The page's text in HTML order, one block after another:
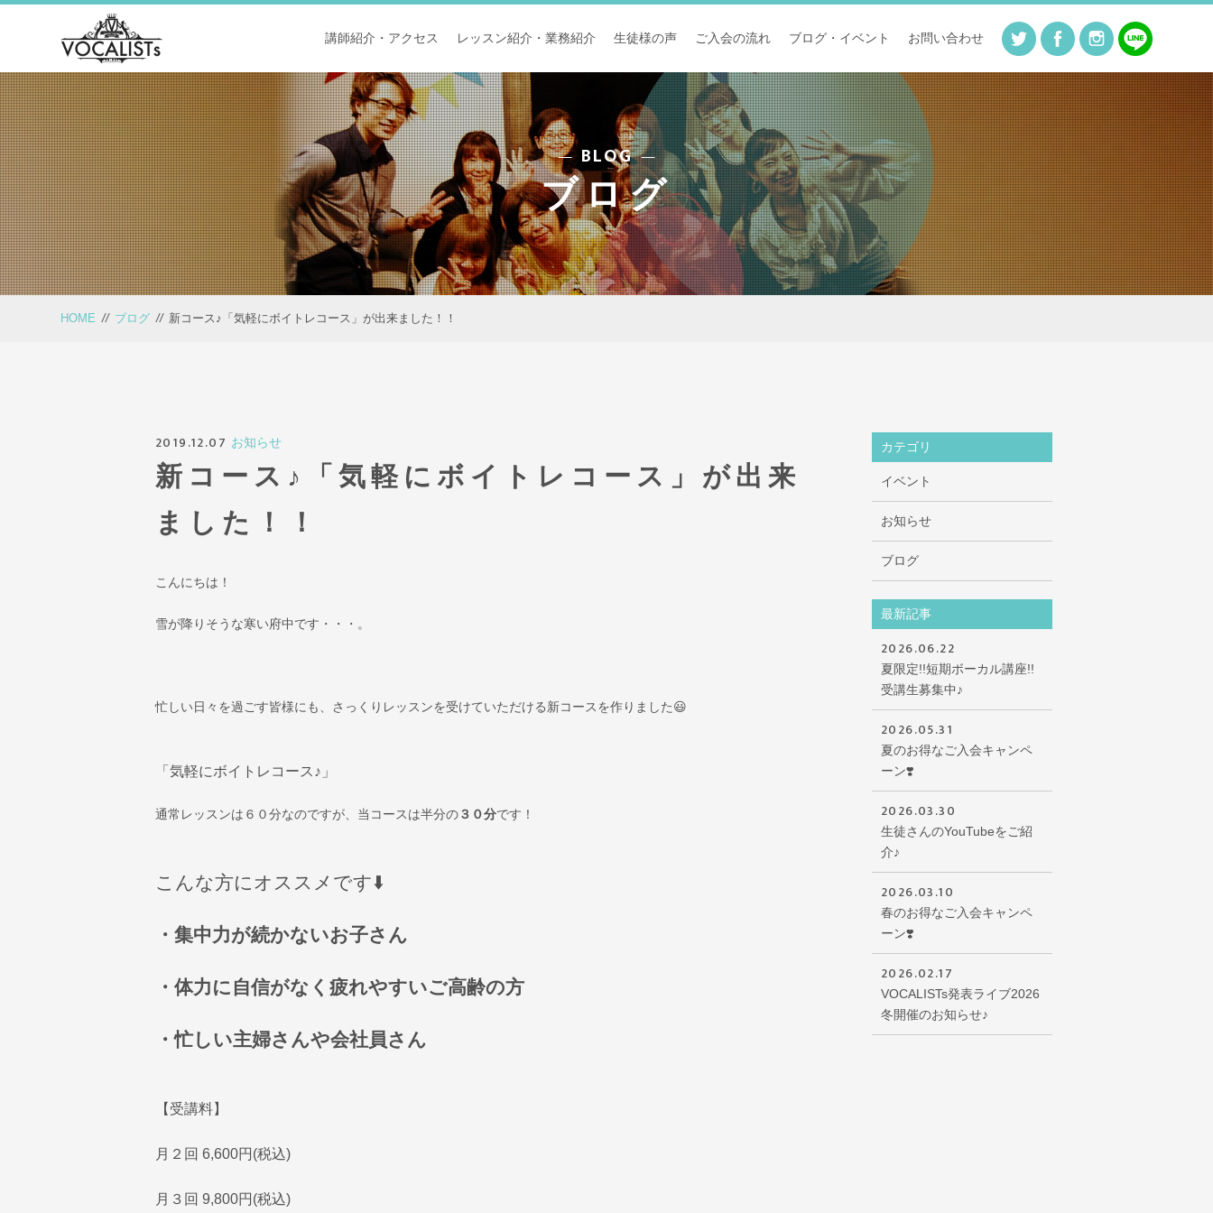
講師紹介・アクセス レッスン紹介・業務紹介 生徒様の声 ご入会の流れ ブログ・イベント お問い合わせ
BLOG
ブログ
HOME // ブログ // 新コース♪「気軽にボイトレコース」が出来ました！！
2019.12.07 お知らせ
新コース♪「気軽にボイトレコース」が出来
ました！！
こんにちは！
雪が降りそうな寒い府中です・・・。
忙しい日々を過ごす皆様にも、さっくりレッスンを受けていただける新コースを作りました😃
「気軽にボイトレコース♪」
通常レッスンは６０分なのですが、当コースは半分の３０分です！
こんな方にオススメです⬇️
・集中力が続かないお子さん
・体力に自信がなく疲れやすいご高齢の方
・忙しい主婦さんや会社員さん
【受講料】
月２回 6,600円(税込)
月３回 9,800円(税込)
カテゴリ
イベント
お知らせ
ブログ
最新記事
2026.06.22
夏限定!!短期ボーカル講座!!
受講生募集中♪
2026.05.31
夏のお得なご入会キャンペ
ーン❣️
2026.03.30
生徒さんのYouTubeをご紹
介♪
2026.03.10
春のお得なご入会キャンペ
ーン❣️
2026.02.17
VOCALISTs発表ライブ2026
冬開催のお知らせ♪